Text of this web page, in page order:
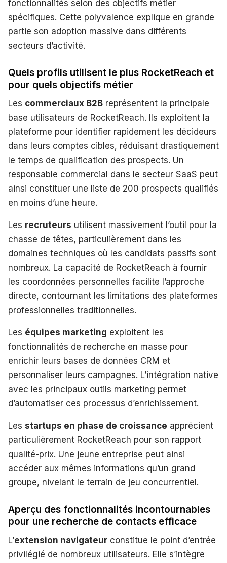
fonctionnalités selon des objectifs métier
spécifiques. Cette polyvalence explique en grande
partie son adoption massive dans différents
secteurs d’activité.
Quels profils utilisent le plus RocketReach et
pour quels objectifs métier
Les commerciaux B2B représentent la principale
base utilisateurs de RocketReach. Ils exploitent la
plateforme pour identifier rapidement les décideurs
dans leurs comptes cibles, réduisant drastiquement
le temps de qualification des prospects. Un
responsable commercial dans le secteur SaaS peut
ainsi constituer une liste de 200 prospects qualifiés
en moins d’une heure.
Les recruteurs utilisent massivement l’outil pour la
chasse de têtes, particulièrement dans les
domaines techniques où les candidats passifs sont
nombreux. La capacité de RocketReach à fournir
les coordonnées personnelles facilite l’approche
directe, contournant les limitations des plateformes
professionnelles traditionnelles.
Les équipes marketing exploitent les
fonctionnalités de recherche en masse pour
enrichir leurs bases de données CRM et
personnaliser leurs campagnes. L’intégration native
avec les principaux outils marketing permet
d’automatiser ces processus d’enrichissement.
Les startups en phase de croissance apprécient
particulièrement RocketReach pour son rapport
qualité-prix. Une jeune entreprise peut ainsi
accéder aux mêmes informations qu’un grand
groupe, nivelant le terrain de jeu concurrentiel.
Aperçu des fonctionnalités incontournables
pour une recherche de contacts efficace
L’extension navigateur constitue le point d’entrée
privilégié de nombreux utilisateurs. Elle s’intègre